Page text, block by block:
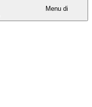
Menu di